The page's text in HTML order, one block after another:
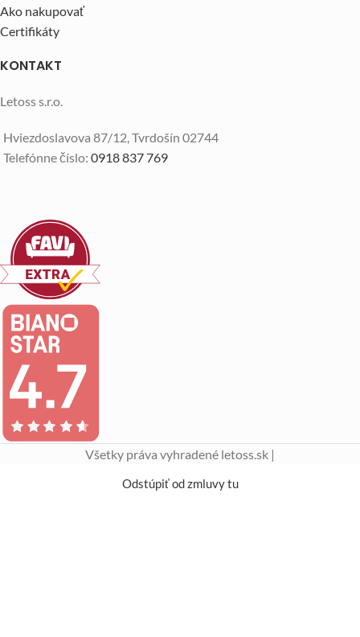
Ako nakupovať
Certifikáty
KONTAKT
Letoss s.r.o.
Hviezdoslavova 87/12, Tvrdošín 02744
Telefónne číslo: 0918 837 769
Všetky práva vyhradené letoss.sk |
Odstúpiť od zmluvy tu